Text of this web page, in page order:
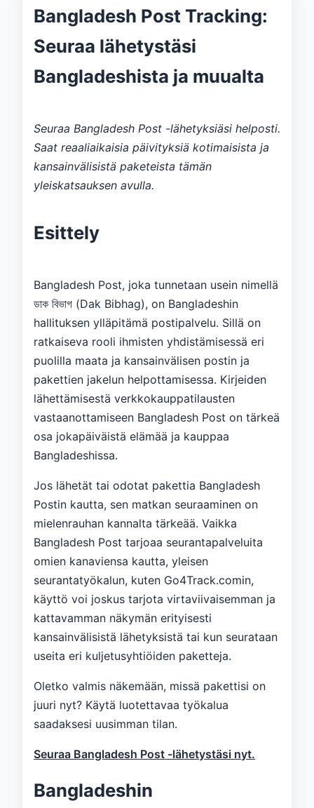
Bangladesh Post Tracking:
Seuraa lähetystäsi
Bangladeshista ja muualta
Seuraa Bangladesh Post -lähetyksiäsi helposti.
Saat reaaliaikaisia ​​päivityksiä kotimaisista ja
kansainvälisistä paketeista tämän
yleiskatsauksen avulla.
Esittely
Bangladesh Post, joka tunnetaan usein nimellä
ডাক বিভাগ (Dak Bibhag), on Bangladeshin
hallituksen ylläpitämä postipalvelu. Sillä on
ratkaiseva rooli ihmisten yhdistämisessä eri
puolilla maata ja kansainvälisen postin ja
pakettien jakelun helpottamisessa. Kirjeiden
lähettämisestä verkkokauppatilausten
vastaanottamiseen Bangladesh Post on tärkeä
osa jokapäiväistä elämää ja kauppaa
Bangladeshissa.
Jos lähetät tai odotat pakettia Bangladesh
Postin kautta, sen matkan seuraaminen on
mielenrauhan kannalta tärkeää. Vaikka
Bangladesh Post tarjoaa seurantapalveluita
omien kanaviensa kautta, yleisen
seurantatyökalun, kuten Go4Track.comin,
käyttö voi joskus tarjota virtaviivaisemman ja
kattavamman näkymän erityisesti
kansainvälisistä lähetyksistä tai kun seurataan
useita eri kuljetusyhtiöiden paketteja.
Oletko valmis näkemään, missä pakettisi on
juuri nyt? Käytä luotettavaa työkalua
saadaksesi uusimman tilan.
Seuraa Bangladesh Post -lähetystäsi nyt.
Bangladeshin